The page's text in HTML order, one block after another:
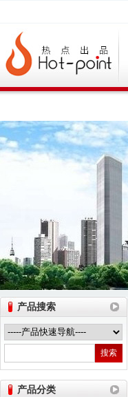
热之点实验室设备（上海）有限公司
产品搜索
产品分类